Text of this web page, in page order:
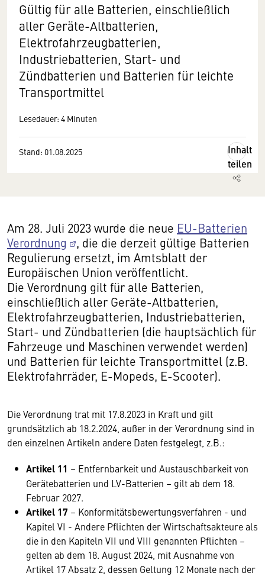
Gültig für alle Batterien, einschließlich
aller Geräte-Altbatterien,
Elektrofahrzeugbatterien,
Industriebatterien, Start- und
Zündbatterien und Batterien für leichte
Transportmittel
Lesedauer: 4 Minuten
Stand: 01.08.2025
Inhalt
teilen
Am 28. Juli 2023 wurde die neue EU-Batterien
Verordnung
, die die derzeit gültige Batterien
Regulierung ersetzt, im Amtsblatt der
Europäischen Union veröffentlicht.
Die Verordnung gilt für alle Batterien,
einschließlich aller Geräte-Altbatterien,
Elektrofahrzeugbatterien, Industriebatterien,
Start- und Zündbatterien (die hauptsächlich für
Fahrzeuge und Maschinen verwendet werden)
und Batterien für leichte Transportmittel (z.B.
Elektrofahrräder, E-Mopeds, E-Scooter).
Die Verordnung trat mit 17.8.2023 in Kraft und gilt
grundsätzlich ab 18.2.2024, außer in der Verordnung sind in
den einzelnen Artikeln andere Daten festgelegt, z.B.:
Artikel 11 – Entfernbarkeit und Austauschbarkeit von
Gerätebatterien und LV-Batterien – gilt ab dem 18.
Februar 2027.
Artikel 17 – Konformitätsbewertungsverfahren - und
Kapitel VI - Andere Pflichten der Wirtschaftsakteure als
die in den Kapiteln VII und VIII genannten Pflichten –
gelten ab dem 18. August 2024, mit Ausnahme von
Artikel 17 Absatz 2, dessen Geltung 12 Monate nach der